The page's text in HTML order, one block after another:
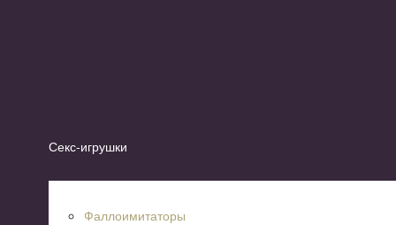
Секс-игрушки
Фаллоимитаторы